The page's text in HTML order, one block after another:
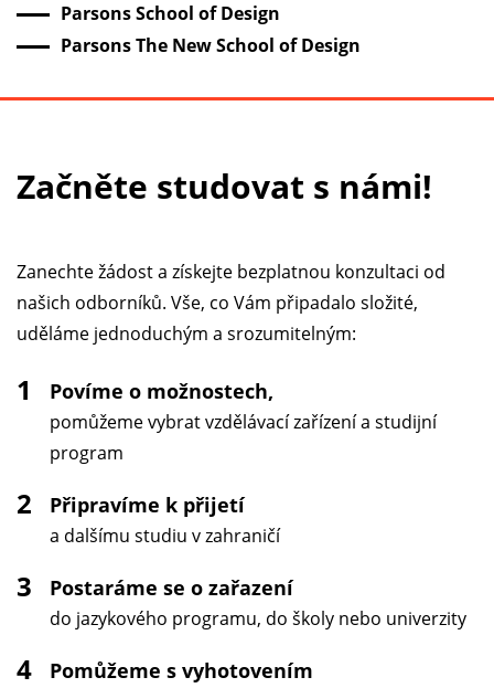
Parsons School of Design
Parsons The New School of Design
Začněte studovat s námi!
Zanechte žádost a získejte bezplatnou konzultaci od
našich odborníků. Vše, co Vám připadalo složité,
uděláme jednoduchým a srozumitelným:
1 Povíme o možnostech,
pomůžeme vybrat vzdělávací zařízení a studijní
program
2 Připravíme k přijetí
a dalšímu studiu v zahraničí
3 Postaráme se o zařazení
do jazykového programu, do školy nebo univerzity
4 Pomůžeme s vyhotovením